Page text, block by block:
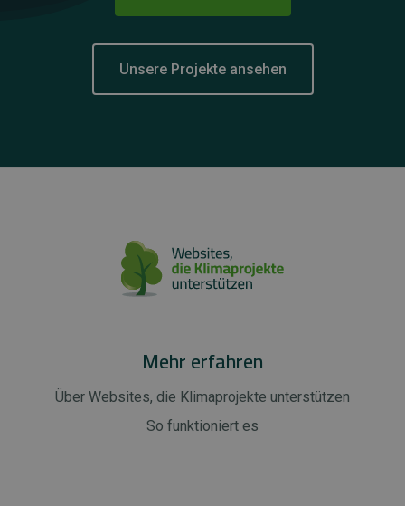
Unsere Projekte ansehen
Mehr erfahren
Über Websites, die Klimaprojekte unterstützen
So funktioniert es